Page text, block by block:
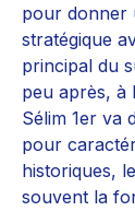
pour donner
stratégique
principal du
peu après, à
Sélim 1er va
pour
historiques,
souvent la